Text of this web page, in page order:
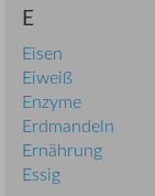
E
Eisen
Eiweiß
Enzyme
Erdmandeln
Ernährung
Essig